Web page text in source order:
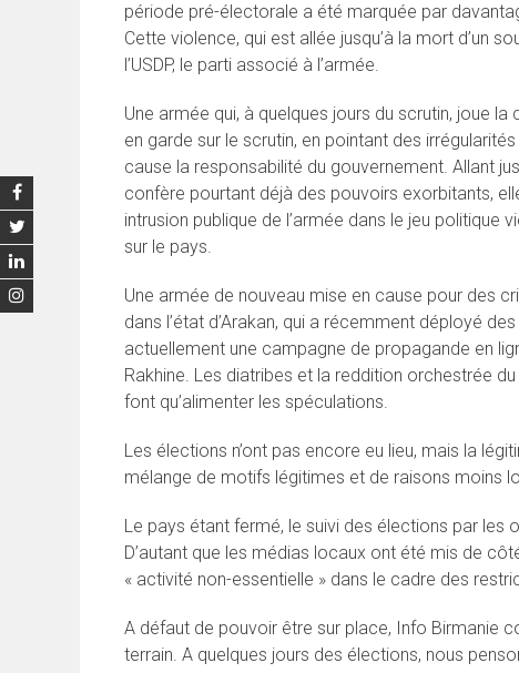
période pré-électorale a été marquée par
Cette violence, qui est allée jusqu’à la mort d’un
l’USDP, le parti associé à l’armée.
Une armée qui, à quelques jours du scrutin, joue
en garde sur le scrutin, en pointant des
cause la responsabilité du gouvernement. Allant
confère pourtant déjà des pouvoirs exorbitants,
intrusion publique de l’armée dans le jeu politique
sur le pays.
Une armée de nouveau mise en cause pour des
dans l’état d’Arakan, qui a récemment déployé
actuellement une campagne de propagande en
Rakhine. Les diatribes et la reddition orchestrée
font qu’alimenter les spéculations.
Les élections n’ont pas encore eu lieu, mais la
mélange de motifs légitimes et de raisons moins
Le pays étant fermé, le suivi des élections par
D’autant que les médias locaux ont été mis de
« activité non-essentielle » dans le cadre des
A défaut de pouvoir être sur place, Info Birmanie
terrain. A quelques jours des élections, nous